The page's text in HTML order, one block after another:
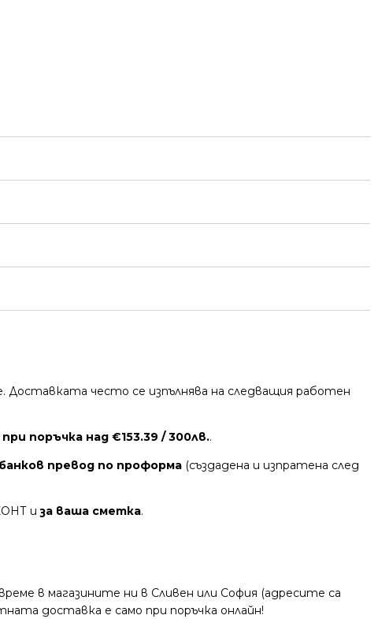
Доставката често се изпълнява на следващия работен
поръчка над €153.39 / 300лв..
банков превод по проформа (създадена и изпратена след
иза ваша сметка.
в магазините ни в Сливен или София (адресите са
доставка е само при поръчка онлайн!